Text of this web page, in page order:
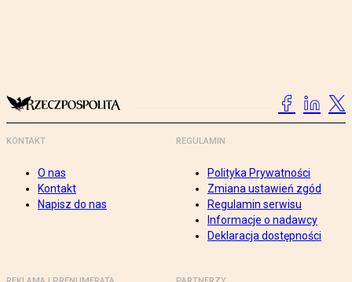
KONTAKT
O nas
Kontakt
Napisz do nas
REGULAMIN
Polityka Prywatności
Zmiana ustawień zgód
Regulamin serwisu
Informacje o nadawcy
Deklaracja dostępności